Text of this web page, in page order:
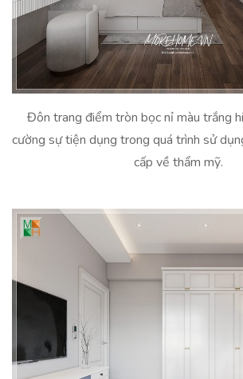
Đôn trang điểm tròn bọc nỉ màu trắng
cường sự tiện dụng trong quá trình sử
cấp về thẩm mỹ.